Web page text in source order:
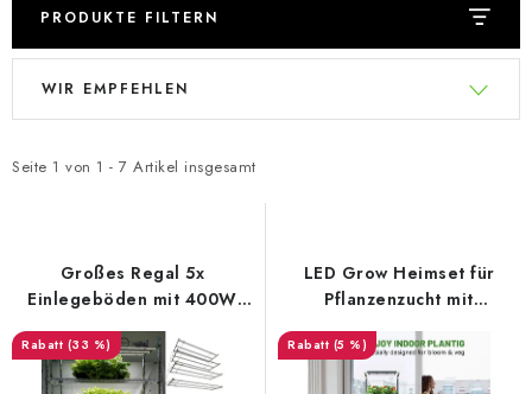
PRODUKTE FILTERN
L
t
P
r
Seite 1 von 1 - 7 Artikel insgesamt
P
d
o
r
WIR EMPFEHLEN
Großes Regal 5x
Einlegeböden mit 400W
Pflanzenlicht -
Vertikalanbau /
microgreens
(33 %)
LED Grow Heimset für
Pflanzenzucht mit
Beleuchtung
(5 %)